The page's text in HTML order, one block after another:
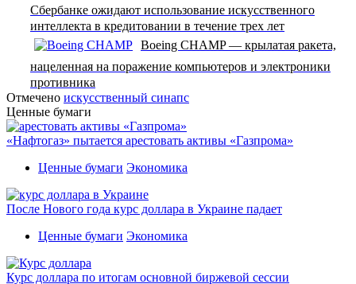
Сбербанке ожидают использование искусственного
интеллекта в кредитовании в течение трех лет
Boeing CHAMP — крылатая ракета,
нацеленная на поражение компьютеров и электроники
противника
Отмечено искусственный синапс
Ценные бумаги
«Нафтогаз» пытается арестовать активы «Газпрома»
Ценные бумаги Экономика
После Нового года курс доллара в Украине падает
Ценные бумаги Экономика
Курс доллара по итогам основной биржевой сессии